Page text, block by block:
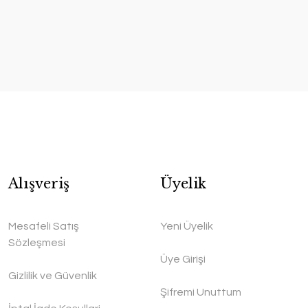
Alışveriş
Mesafeli Satış
Sözleşmesi
Gizlilik ve Güvenlik
Üyelik
Yeni Üyelik
Üye Girişi
Şifremi Unuttum